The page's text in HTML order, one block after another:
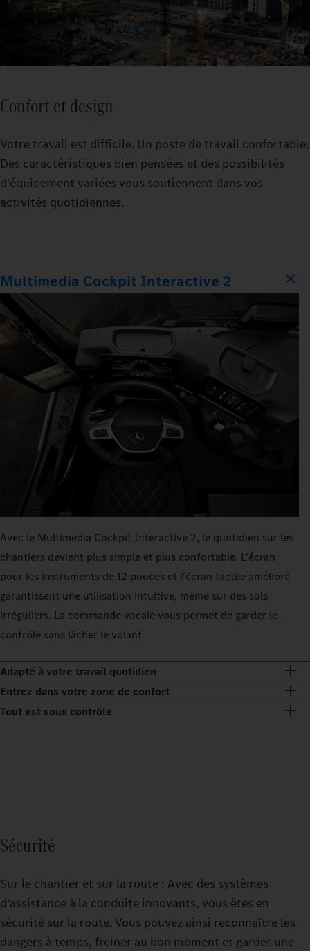
Confort et design
Votre travail est difficile. Un poste de travail confortable.
Des caractéristiques bien pensées et des possibilités
d'équipement variées vous soutiennent dans vos
activités quotidiennes.
Multimedia Cockpit Interactive 2
Avec le Multimedia Cockpit Interactive 2, le quotidien sur les
chantiers devient plus simple et plus confortable. L'écran
pour les instruments de 12 pouces et l'écran tactile amélioré
garantissent une utilisation intuitive, même sur des sols
irréguliers. La commande vocale vous permet de garder le
contrôle sans lâcher le volant.
Adapté à votre travail quotidien
Entrez dans votre zone de confort
Tout est sous contrôle
Sécurité
Sur le chantier et sur la route : Avec des systèmes
d'assistance à la conduite innovants, vous êtes en
sécurité sur la route. Vous pouvez ainsi reconnaître les
dangers à temps, freiner au bon moment et garder une